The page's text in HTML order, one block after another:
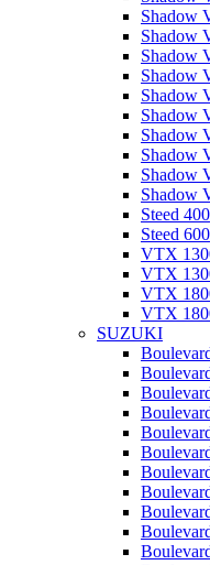
Shadow
Shadow
Shadow
Shadow
Shadow
Shadow
Shadow
Shadow
Shadow
Shadow
Steed 400
Steed 600
VTX
VTX
VTX
VTX
SUZUKI